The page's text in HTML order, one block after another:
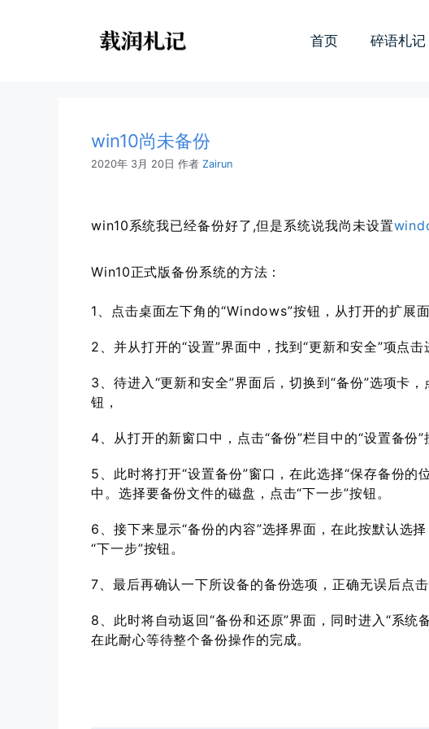
首页 碎语札记
win10尚未备份
2020年 3月 20日 作者 Zairun
win10系统我已经备份好了,但是系统说我尚未设置
Win10正式版备份系统的方法：
1、点击桌面左下角的“Windows”按钮，从打开的扩展
2、并从打开的“设置”界面中，找到“更新和安全”项点击
3、待进入“更新和安全”界面后，切换到“备份”选项卡
钮，
4、从打开的新窗口中，点击“备份”栏目中的“设置备份”
5、此时将打开“设置备份”窗口，在此选择“保存备份的
中。选择要备份文件的磁盘，点击“下一步”按钮。
6、接下来显示“备份的内容”选择界面，在此按默认选
“下一步”按钮。
7、最后再确认一下所设备的备份选项，正确无误后点击
8、此时将自动返回“备份和还原”界面，同时进入“系统
在此耐心等待整个备份操作的完成。